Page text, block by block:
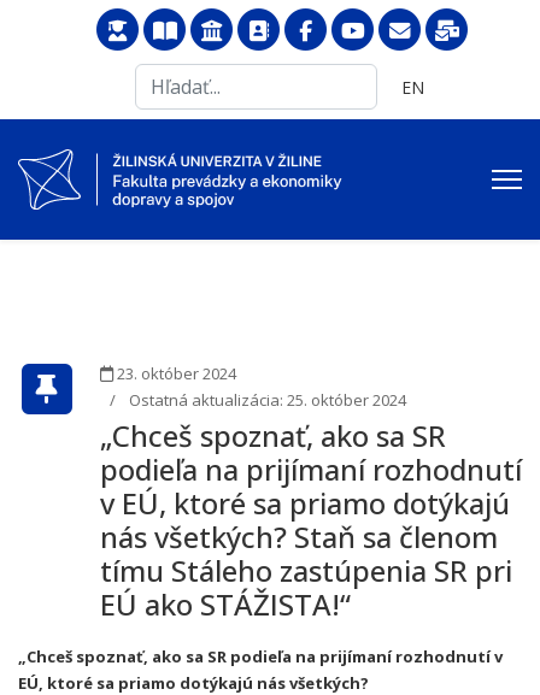
...
Vyberte váš jazyk
EN
23. október 2024
Ostatná aktualizácia: 25. október 2024
„Chceš spoznať, ako sa SR
podieľa na prijímaní rozhodnutí
v EÚ, ktoré sa priamo dotýkajú
nás všetkých? Staň sa členom
tímu Stáleho zastúpenia SR pri
EÚ ako STÁŽISTA!“
„Chceš spoznať, ako sa SR podieľa na prijímaní rozhodnutí v
EÚ, ktoré sa priamo dotýkajú nás všetkých?